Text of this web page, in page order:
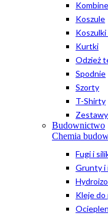
Koszule
Koszulki
Kurtki
Odzież
Spodnie
Szorty
T-Shirty
Budownictwo
Chemia
Fugi i
Grunty i
Kleje do